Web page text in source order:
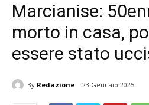
Marcianise:
morto in casa,
essere stato
By Redazione 23 Gennaio 2025